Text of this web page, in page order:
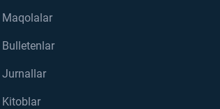
Maqolalar
Bulletenlar
Jurnallar
Kitoblar